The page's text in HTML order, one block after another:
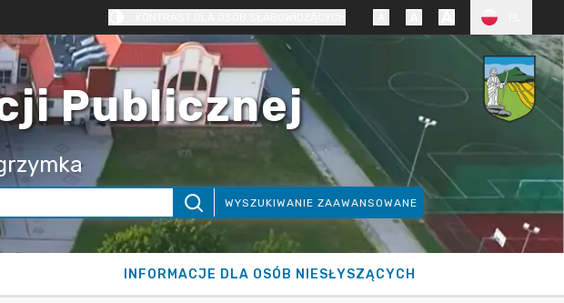
Publicznej
WYSZUKIWANIE ZAAWANSOWANE
INFORMACJE DLA OSÓB NIESŁYSZĄCYCH